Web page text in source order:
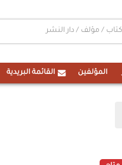
المؤلفين القائمة البريدية